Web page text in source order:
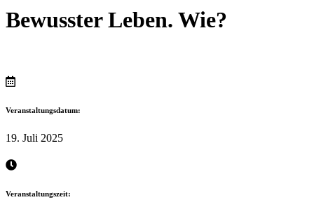
Bewusster Leben. Wie?
Veranstaltungsdatum:
19. Juli 2025
Veranstaltungszeit: